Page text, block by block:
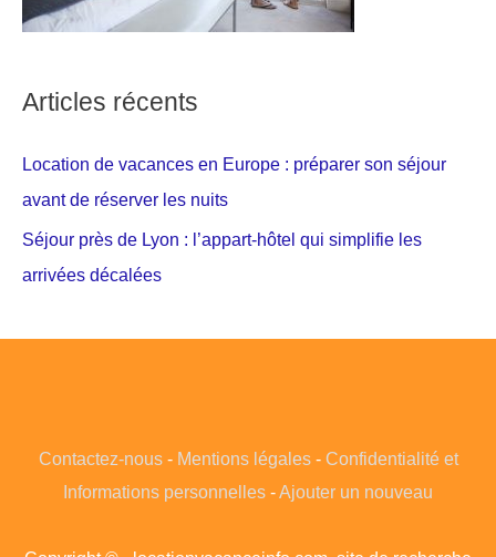
Articles récents
Location de vacances en Europe : préparer son séjour
avant de réserver les nuits
Séjour près de Lyon : l’appart-hôtel qui simplifie les
arrivées décalées
Contactez-nous- Mentions légales- Confidentialité et
Informations personnelles -Ajouter un nouveau